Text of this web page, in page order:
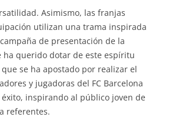
Asimismo, las franjas
utilizan una trama inspirada
de presentación de la
ha querido dotar de este espíritu
se ha apostado por realizar el
y jugadoras del FC Barcelona
inspirando al público joven de
referentes.